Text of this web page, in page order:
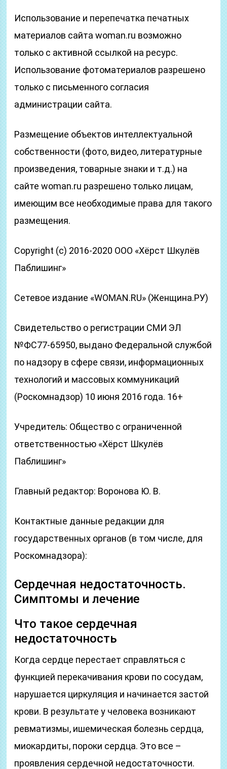
Использование и перепечатка печатных
материалов сайта woman.ru возможно
только с активной ссылкой на ресурс.
Использование фотоматериалов разрешено
только с письменного согласия
администрации сайта.
Размещение объектов интеллектуальной
собственности (фото, видео, литературные
произведения, товарные знаки и т.д.) на
сайте woman.ru разрешено только лицам,
имеющим все необходимые права для такого
размещения.
Copyright (с) 2016-2020 ООО «Хёрст Шкулёв
Паблишинг»
Сетевое издание «WOMAN.RU» (Женщина.РУ)
Свидетельство о регистрации СМИ ЭЛ
№ФС77-65950, выдано Федеральной службой
по надзору в сфере связи, информационных
технологий и массовых коммуникаций
(Роскомнадзор) 10 июня 2016 года. 16+
Учредитель: Общество с ограниченной
ответственностью «Хёрст Шкулёв
Паблишинг»
Главный редактор: Воронова Ю. В.
Контактные данные редакции для
государственных органов (в том числе, для
Роскомнадзора):
Сердечная недостаточность.
Симптомы и лечение
Что такое сердечная
недостаточность
Когда сердце перестает справляться с
функцией перекачивания крови по сосудам,
нарушается циркуляция и начинается застой
крови. В результате у человека возникают
ревматизмы, ишемическая болезнь сердца,
миокардиты, пороки сердца. Это все –
проявления сердечной недостаточности.